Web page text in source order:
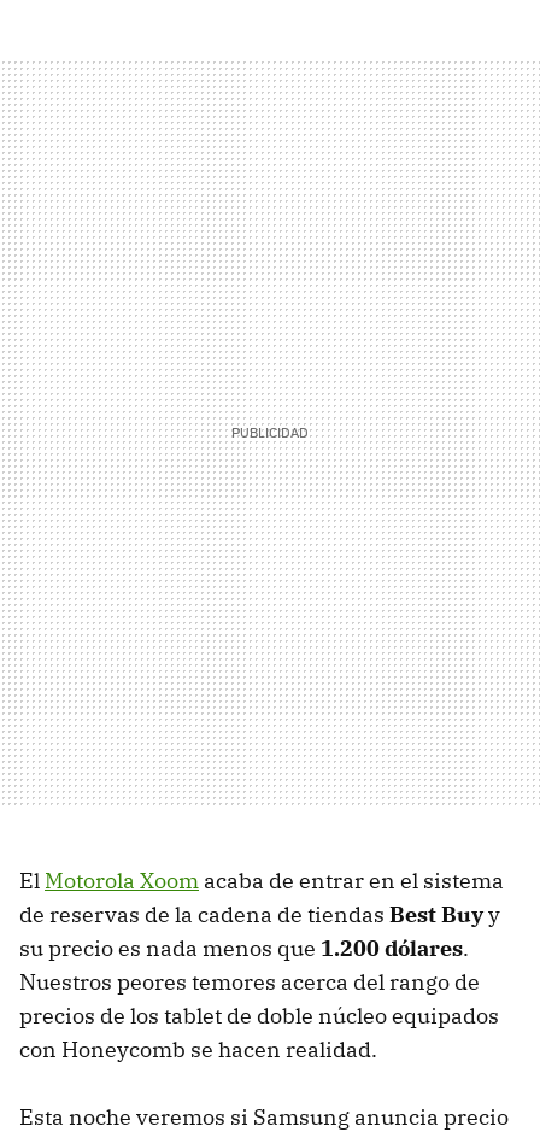
El Motorola Xoom acaba de entrar en el sistema
de reservas de la cadena de tiendas Best Buyy
su precio es nada menos que 1.200 dólares.
Nuestros peores temores acerca del rango de
precios de los tablet de doble núcleo equipados
con Honeycomb se hacen realidad.
Esta noche veremos si Samsung anuncia precio